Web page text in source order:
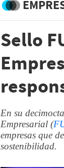
Sello
En su
Empresarial (
empresas que
sostenibilidad.